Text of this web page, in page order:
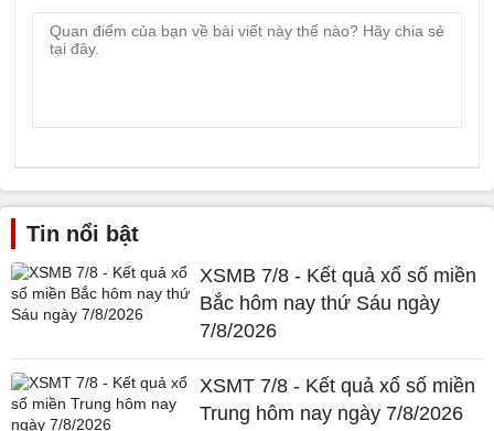
Tin nổi bật
XSMB 7/8 - Kết quả xổ số miền
Bắc hôm nay thứ Sáu ngày
7/8/2026
XSMT 7/8 - Kết quả xổ số miền
Trung hôm nay ngày 7/8/2026